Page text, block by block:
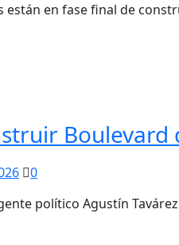
en fase final de
Boulevard
0
político Agustín